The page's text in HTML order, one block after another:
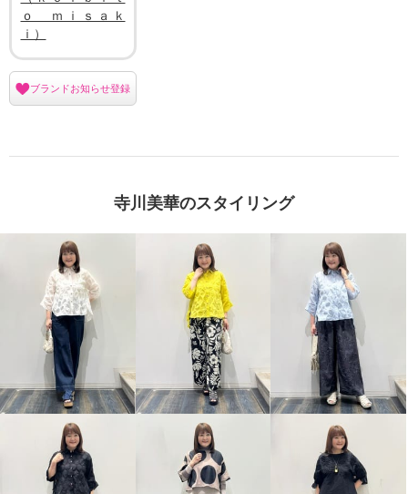
ｏ ｍｉｓａｋ
ｉ）
ブランドお知らせ登録
寺川美華のスタイリング